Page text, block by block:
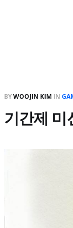
BYWOOJIN KIM IN
기간제 미